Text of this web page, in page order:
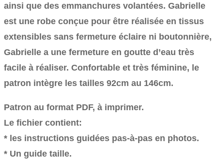
ainsi que des emmanchures volantées. Gabrielle
est une robe conçue pour être réalisée en tissus
extensibles sans fermeture éclaire ni boutonnière,
Gabrielle a une fermeture en goutte d’eau très
facile à réaliser. Confortable et très féminine, le
patron intègre les tailles 92cm au 146cm.
Patron au format PDF, à imprimer.
Le fichier contient:
* les instructions guidées pas-à-pas en photos.
* Un guide taille.